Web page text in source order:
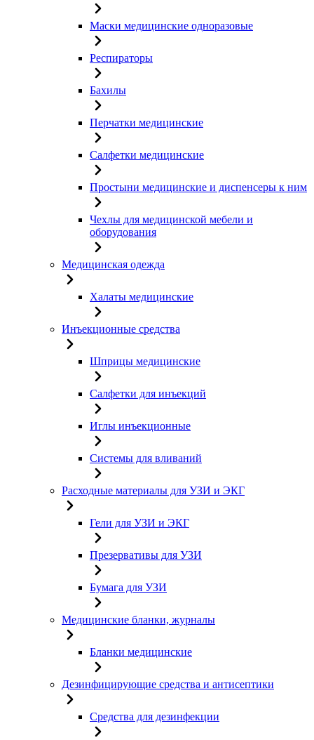
Маски медицинские одноразовые
Респираторы
Бахилы
Перчатки медицинские
Салфетки медицинские
Простыни медицинские и диспенсеры к ним
Чехлы для медицинской мебели и
оборудования
Медицинская одежда
Халаты медицинские
Инъекционные средства
Шприцы медицинские
Салфетки для инъекций
Иглы инъекционные
Системы для вливаний
Расходные материалы для УЗИ и ЭКГ
Гели для УЗИ и ЭКГ
Презервативы для УЗИ
Бумага для УЗИ
Медицинские бланки, журналы
Бланки медицинские
Дезинфицирующие средства и антисептики
Средства для дезинфекции